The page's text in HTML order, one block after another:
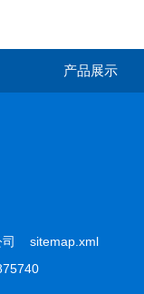
产品展示
司 sitemap.xml